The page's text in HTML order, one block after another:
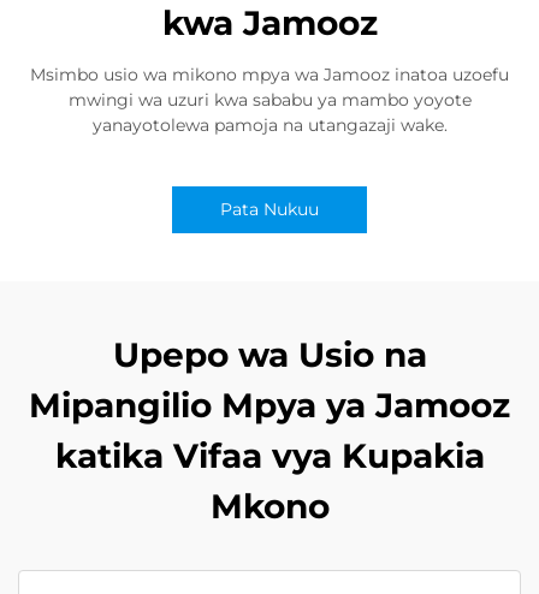
kwa Jamooz
Msimbo usio wa mikono mpya wa Jamooz inatoa uzoefu
mwingi wa uzuri kwa sababu ya mambo yoyote
yanayotolewa pamoja na utangazaji wake.
Pata Nukuu
Upepo wa Usio na
Mipangilio Mpya ya Jamooz
katika Vifaa vya Kupakia
Mkono